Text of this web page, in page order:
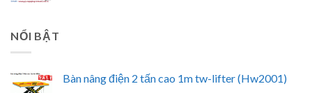
NỔI BẬT
Bàn nâng điện 2 tấn cao 1m tw-lifter (Hw2001)